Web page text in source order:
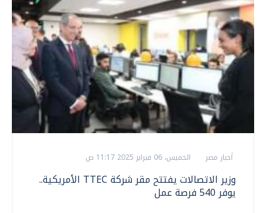
أخبار مصر الخميس، 06 فبراير 2025 11:17 ص
وزير الاتصالات يفتتح مقر شركة TTEC الأمريكية..
يوفر 540 فرصة عمل